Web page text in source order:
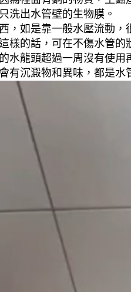
洗出水管壁的生物膜。
，如是靠一般水壓流動
樣的話，可在不傷水管的
水龍頭超過一周沒有使
有沉澱物和異味，都是水